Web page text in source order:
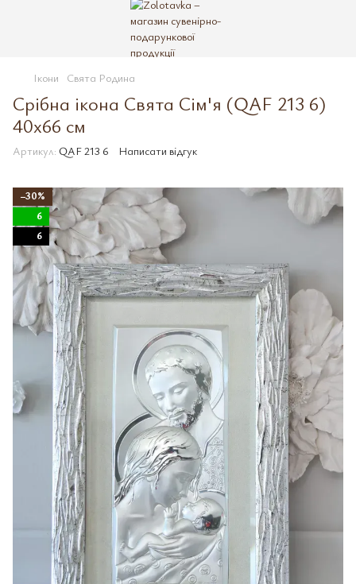
Ікони Свята Родина
Срібна ікона Свята Сім'я (QAF 213 6)
40x66 см
Артикул: QAF 213 6 Написати відгук
−30%
6
6